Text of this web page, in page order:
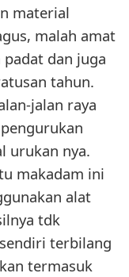
material
malah amat
dan juga
tahun.
jalan raya
urukan nya.
makadam ini
alat
tdk
terbilang
termasuk